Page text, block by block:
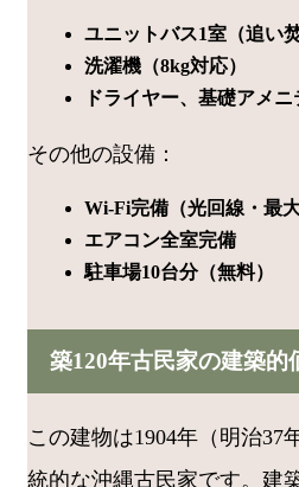
ユニットバス1室（追い
洗濯機（8kg対応）
ドライヤー、基礎アメ
その他の設備：
Wi-Fi完備（光回線・最大
エアコン全室完備
駐車場10台分（無料）
築120年古民家の建築的
この建物は1904年（明治37
統的な沖縄古民家です。建